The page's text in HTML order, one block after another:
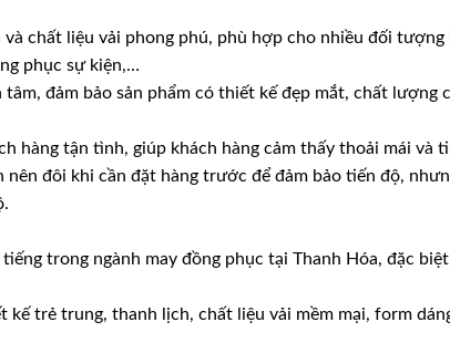
chất liệu vải phong phú, phù hợp cho nhiều đối tượng
phục sự kiện,…
đảm bảo sản phẩm có thiết kế đẹp mắt, chất lượng
hàng tận tình, giúp khách hàng cảm thấy thoải mái và
đôi khi cần đặt hàng trước để đảm bảo tiến độ,
trong ngành may đồng phục tại Thanh Hóa, đặc
kế trẻ trung, thanh lịch, chất liệu vải mềm mại, form